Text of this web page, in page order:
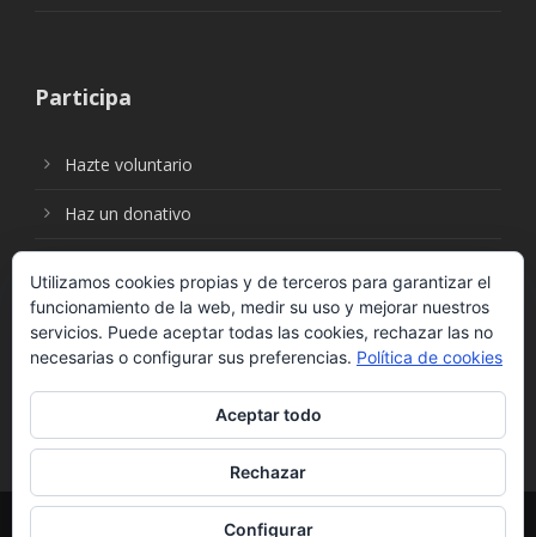
Participa
Hazte voluntario
Haz un donativo
Síguenos en:
© Fundación Social Universal. Todos los derechos
Utilizamos cookies propias y de terceros para garantizar el
funcionamiento de la web, medir su uso y mejorar nuestros
servicios. Puede aceptar todas las cookies, rechazar las no
necesarias o configurar sus preferencias. Política de cookies
Aceptar todo
Rechazar
Configurar